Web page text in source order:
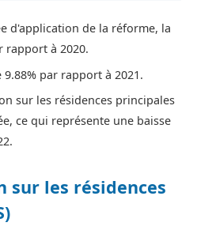
d'application de la réforme, la
rapport à 2020.
9.88% par rapport à 2021.
sur les résidences principales
ce qui représente une baisse
sur les résidences